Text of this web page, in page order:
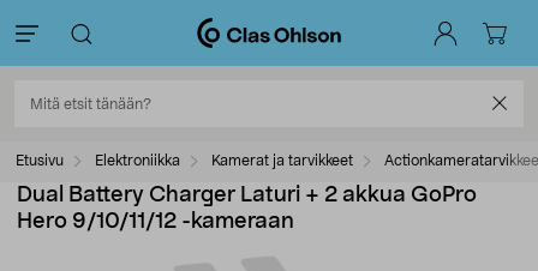
Etusivu Elektroniikka Kamerat ja tarvikkeet
Dual Battery Charger Laturi + 2 akkua GoPro
Hero 9/10/11/12 -kameraan